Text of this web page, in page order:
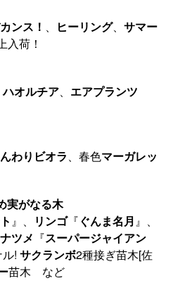
ンス！ ヒーリング、 サマー
荷！
、ハオルチア
エアプランツ
わりビオラ 、春色マーガレッ
実がなる木
』、 リンゴ『ぐんま名月 』、
ナツメ 『スーパージャイアン
! サクランボ2種接ぎ苗木[佐
苗木 など